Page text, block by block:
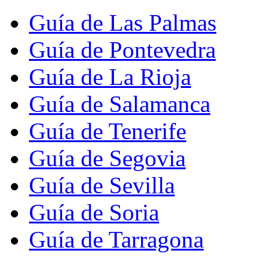
Guía de Las Palmas
Guía de Pontevedra
Guía de La Rioja
Guía de Salamanca
Guía de Tenerife
Guía de Segovia
Guía de Sevilla
Guía de Soria
Guía de Tarragona